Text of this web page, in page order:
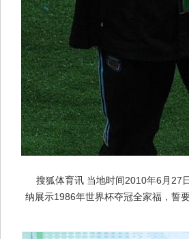
搜狐体育讯 当地时间2010年6月27
纳展示1986年世界杯夺冠全家福，誓